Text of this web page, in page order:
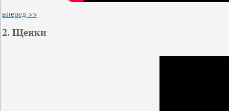
вперед >>
2. Щенки